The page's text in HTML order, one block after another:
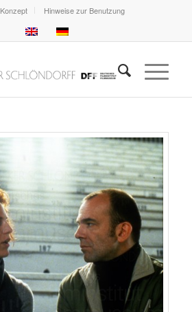
Konzept Hinweise zur Benutzung